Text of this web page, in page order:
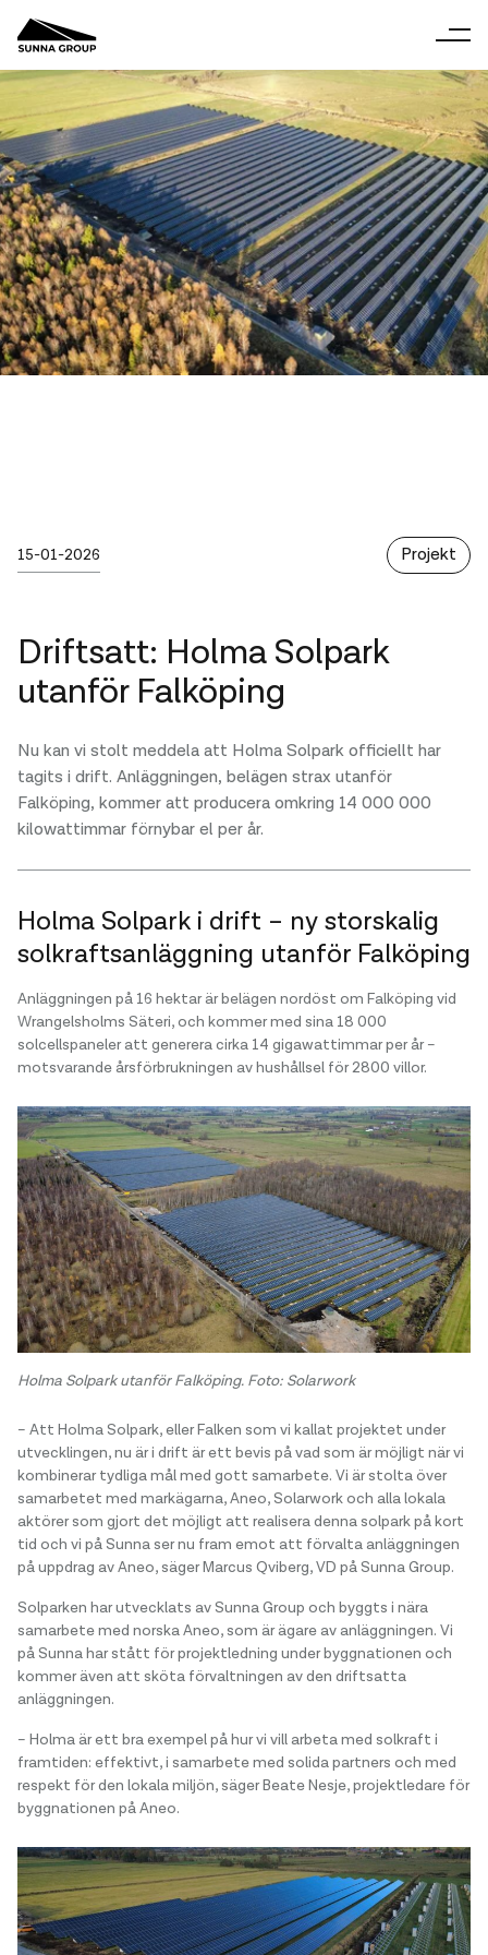
Publicerad
15-01-2026
Skrivet av :
sunna
Kategori Projekt
Driftsatt: Holma Solpark
utanför Falköping
Nu kan vi stolt meddela att Holma Solpark officiellt har
tagits i drift. Anläggningen, belägen strax utanför
Falköping, kommer att producera omkring 14 000 000
kilowattimmar förnybar el per år.
Holma Solpark i drift – ny storskalig
solkraftsanläggning utanför Falköping
Anläggningen på 16 hektar är belägen nordöst om Falköping vid
Wrangelsholms Säteri, och kommer med sina 18 000
solcellspaneler att generera cirka 14 gigawattimmar per år –
motsvarande årsförbrukningen av hushållsel för 2800 villor.
Holma Solpark utanför Falköping. Foto: Solarwork
– Att Holma Solpark, eller Falken som vi kallat projektet under
utvecklingen, nu är i drift är ett bevis på vad som är möjligt när vi
kombinerar tydliga mål med gott samarbete. Vi är stolta över
samarbetet med markägarna, Aneo, Solarwork och alla lokala
aktörer som gjort det möjligt att realisera denna solpark på kort
tid och vi på Sunna ser nu fram emot att förvalta anläggningen
på uppdrag av Aneo, säger Marcus Qviberg, VD på Sunna Group.
Solparken har utvecklats av Sunna Group och byggts i nära
samarbete med norska Aneo, som är ägare av anläggningen. Vi
på Sunna har stått för projektledning under byggnationen och
kommer även att sköta förvaltningen av den driftsatta
anläggningen.
– Holma är ett bra exempel på hur vi vill arbeta med solkraft i
framtiden: effektivt, i samarbete med solida partners och med
respekt för den lokala miljön, säger Beate Nesje, projektledare för
byggnationen på Aneo.